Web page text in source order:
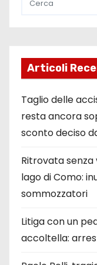
Articoli
Taglio delle
resta ancora
sconto deciso
Ritrovata
lago di Como:
sommozzatori
Litiga con un
accoltella: